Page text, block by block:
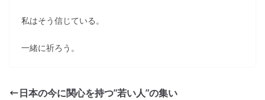
私はそう信じている。
一緒に祈ろう。
日本の今に関心を持つ”若い人”の集い